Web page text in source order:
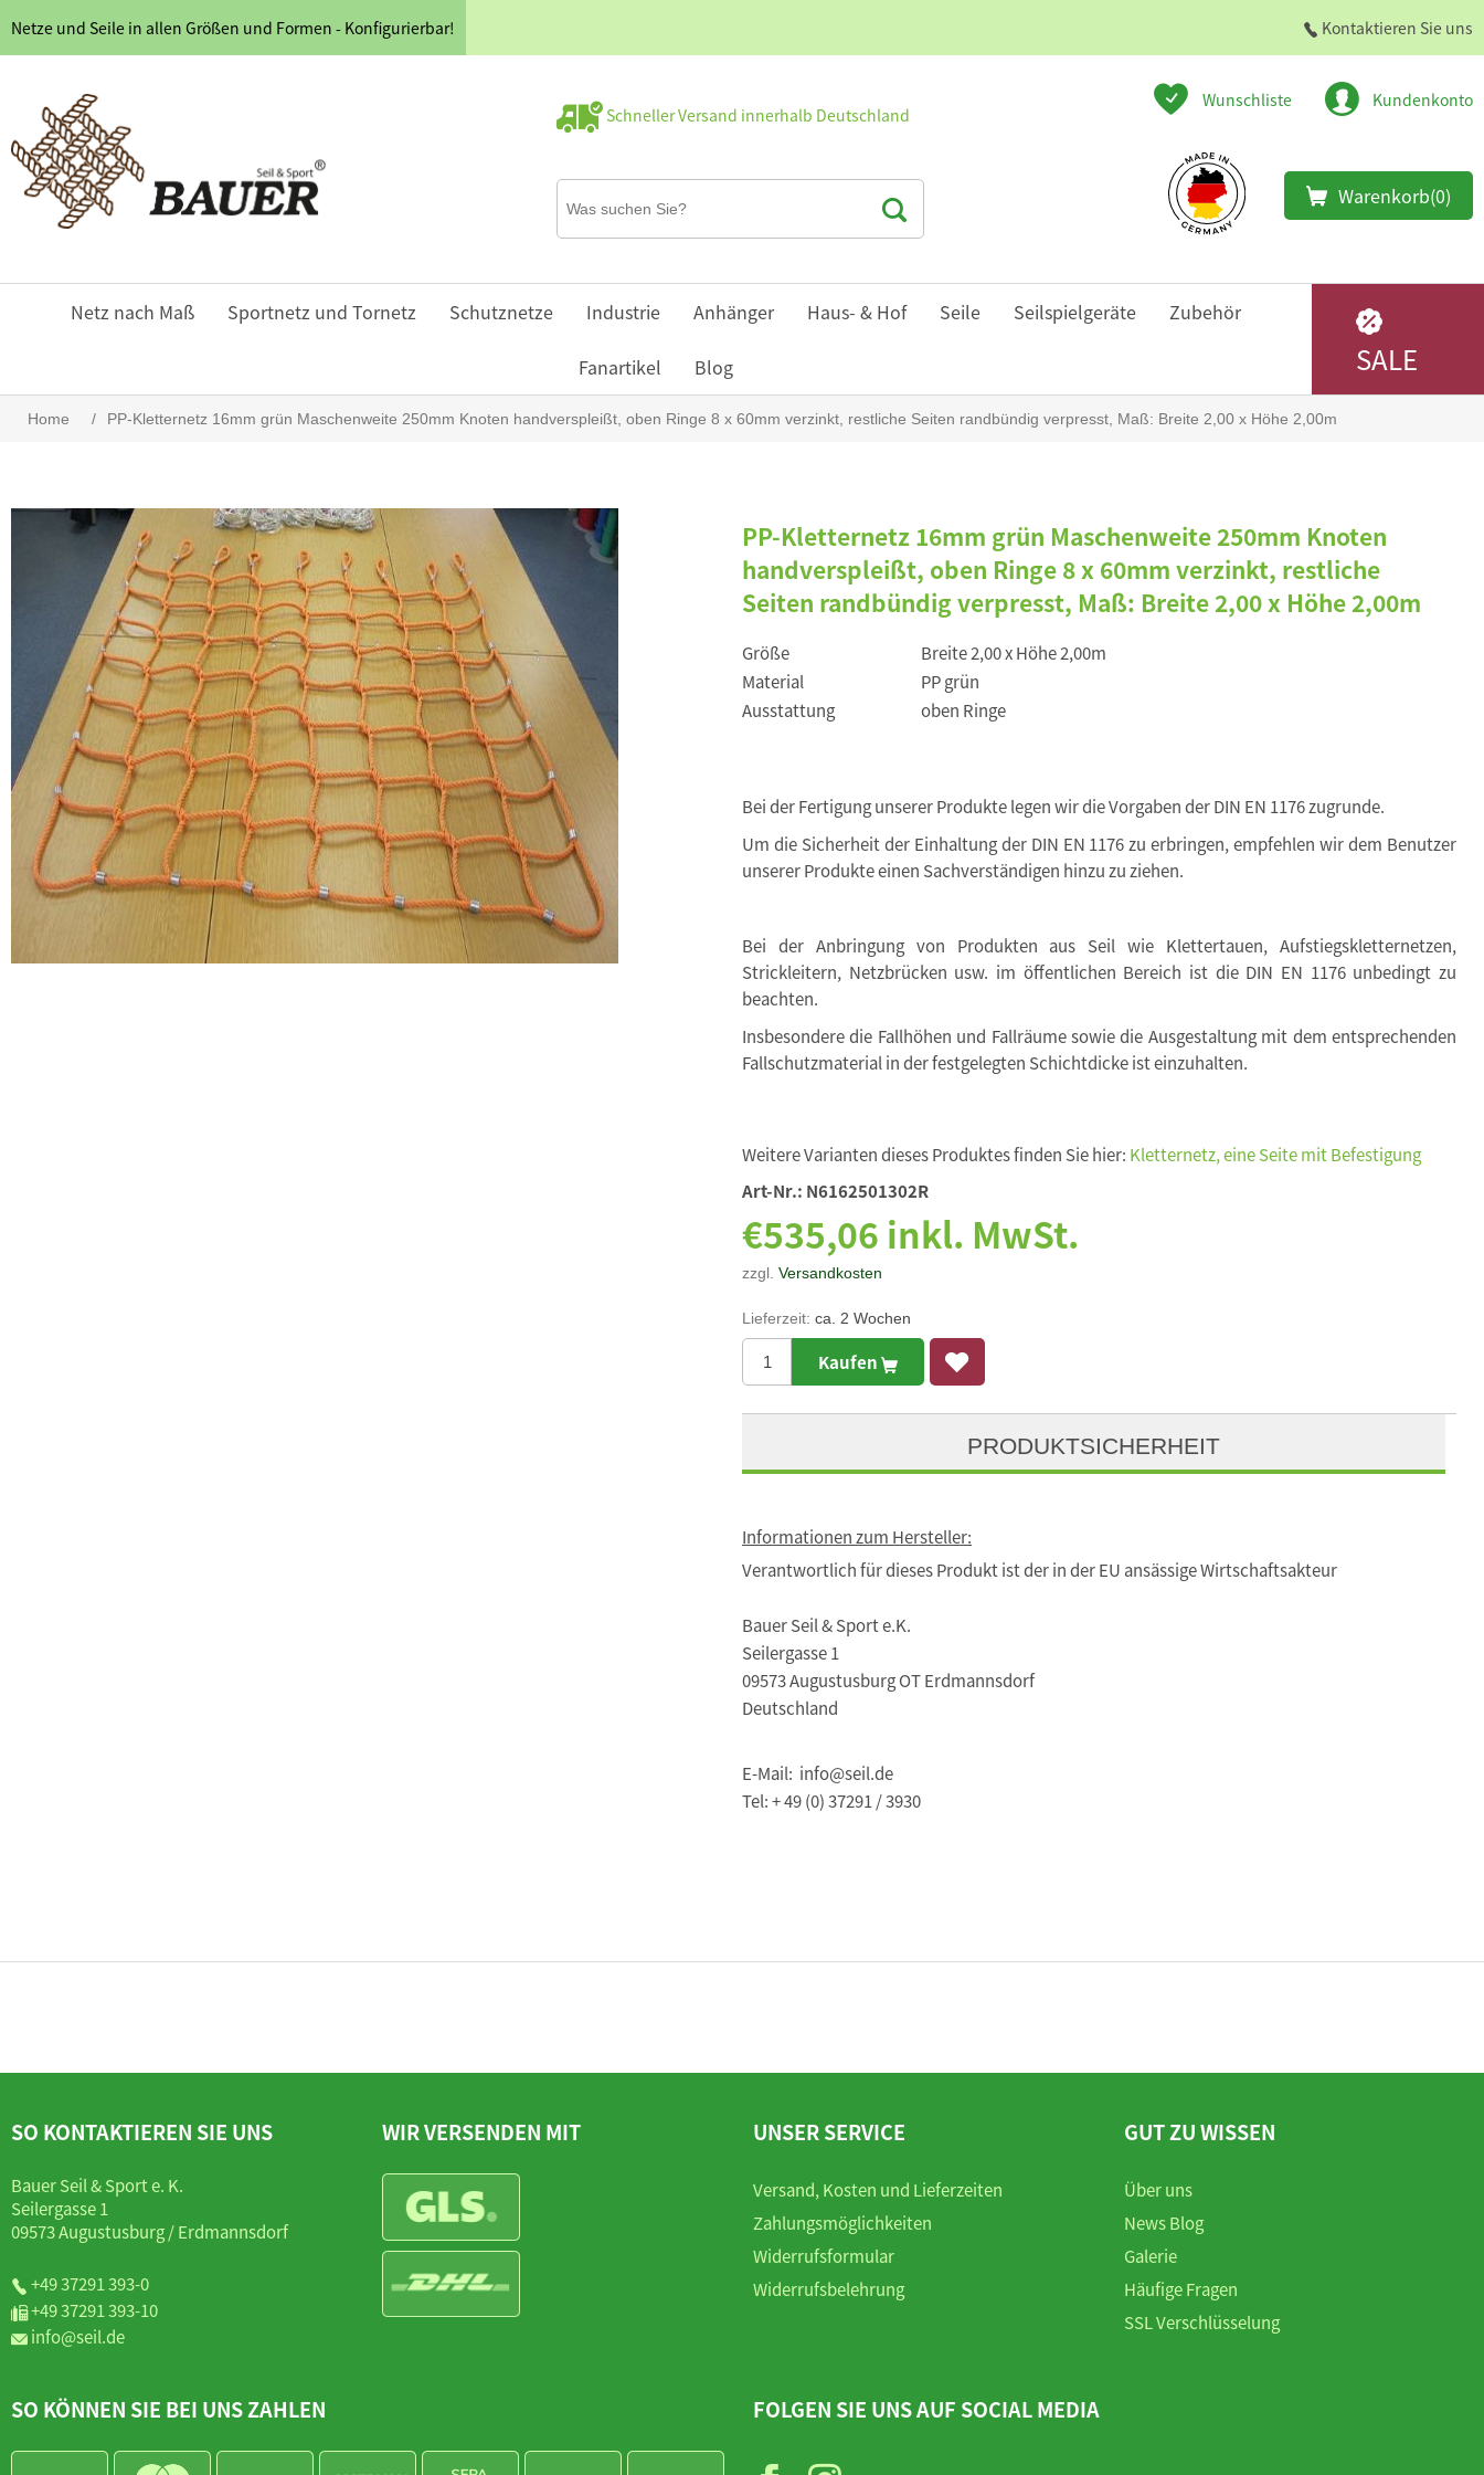
Netze und Seile in allen Größen und Formen - Konfigurierbar! Kontaktieren Sie uns
Schneller Versand innerhalb Deutschland
Wunschliste Kundenkonto
Warenkorb(0)
Netz nach Maß Sportnetz und Tornetz Schutznetze Industrie Anhänger Haus- & Hof Seile Seilspielgeräte Zubehör
Fanartikel Blog SALE
Home / PP-Kletternetz 16mm grün Maschenweite 250mm Knoten handverspleißt, oben Ringe 8 x 60mm verzinkt, restliche Seiten randbündig verpresst, Maß: Breite 2,00 x Höhe 2,00m
PP-Kletternetz 16mm grün Maschenweite 250mm Knoten
handverspleißt, oben Ringe 8 x 60mm verzinkt, restliche
Seiten randbündig verpresst, Maß: Breite 2,00 x Höhe 2,00m
Größe
Breite 2,00 x Höhe 2,00m
Material
PP grün
Ausstattung
oben Ringe
Bei der Fertigung unserer Produkte legen wir die Vorgaben der DIN EN 1176 zugrunde.
Um die Sicherheit der Einhaltung der DIN EN 1176 zu erbringen, empfehlen wir dem Benutzer
unserer Produkte einen Sachverständigen hinzu zu ziehen.
Bei der Anbringung von Produkten aus Seil wie Klettertauen, Aufstiegskletternetzen,
Strickleitern, Netzbrücken usw. im öffentlichen Bereich ist die DIN EN 1176 unbedingt zu
beachten.
Insbesondere die Fallhöhen und Fallräume sowie die Ausgestaltung mit dem entsprechenden
Fallschutzmaterial in der festgelegten Schichtdicke ist einzuhalten.
Weitere Varianten dieses Produktes finden Sie hier: Kletternetz, eine Seite mit Befestigung
Art-Nr.: N6162501302R
€535,06 inkl. MwSt.
zzgl. Versandkosten
Lieferzeit: ca. 2 Wochen
Kaufen
PRODUKTSICHERHEIT
Informationen zum Hersteller:
Verantwortlich für dieses Produkt ist der in der EU ansässige Wirtschaftsakteur
Bauer Seil & Sport e.K.
Seilergasse 1
09573 Augustusburg OT Erdmannsdorf
Deutschland
E-Mail: info@seil.de
Tel: + 49 (0) 37291 / 3930
SO KONTAKTIEREN SIE UNS
Bauer Seil & Sport e. K.
Seilergasse 1
09573 Augustusburg / Erdmannsdorf
+49 37291 393-0
+49 37291 393-10
info@seil.de
WIR VERSENDEN MIT UNSER SERVICE
Versand, Kosten und Lieferzeiten
Zahlungsmöglichkeiten
Widerrufsformular
Widerrufsbelehrung
GUT ZU WISSEN
Über uns
News Blog
Galerie
Häufige Fragen
SSL Verschlüsselung
SO KÖNNEN SIE BEI UNS ZAHLEN FOLGEN SIE UNS AUF SOCIAL MEDIA